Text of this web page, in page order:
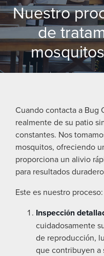
Nuestro
de
Cuando contacta a Bug
realmente de su patio
constantes. Nos
mosquitos, ofreciendo
proporciona un alivio
para resultados
Este es nuestro proceso:
Inspección
cuidadosamente
de reproducción,
que contribuyen a